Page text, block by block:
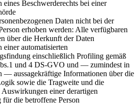
eines Beschwerderechts bei einer
Daten nicht bei der
erhoben werden: Alle verfügbaren
über die Herkunft der Daten
einer automatisierten
einschließlich Profiling gemäß
und 4 DS-GVO und — zumindest in
— aussagekräftige Informationen über die
sowie die Tragweite und die
Auswirkungen einer derartigen
für die betroffene Person